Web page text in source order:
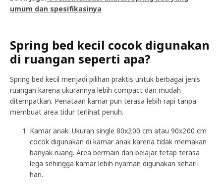
umum dan spesifikasinya
Spring bed kecil cocok digunakan
di ruangan seperti apa?
Spring bed kecil menjadi pilihan praktis untuk berbagai jenis
ruangan karena ukurannya lebih compact dan mudah
ditempatkan. Penataan kamar pun terasa lebih rapi tanpa
membuat area tidur terlihat penuh.
Kamar anak: Ukuran single 80x200 cm atau 90x200 cm
cocok digunakan di kamar anak karena tidak memakan
banyak ruang. Area bermain dan belajar tetap terasa
lega sehingga kamar lebih nyaman digunakan sehari-
hari.